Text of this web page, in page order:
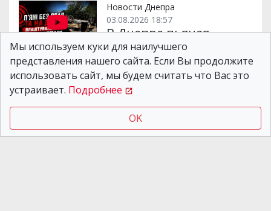
Новости Днепра
03.08.2026 18:57
В Днепре пьяная
молодежь на
автомобиле
перевернулась на
крышу и заблокировала
дом: виновники
отказываются платить
Мы используем куки для наилучшего
представления нашего сайта. Если Вы продолжите
использовать сайт, мы будем считать что Вас это
устраивает. Подробнее
OK